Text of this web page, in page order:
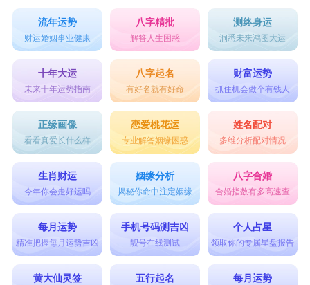
流年运势
财运婚姻事业健康
八字精批
解答人生困惑
测终身运
洞悉未来鸿图大运
十年大运
未来十年运势指南
八字起名
有好名就有好命
财富运势
抓住机会做个有钱人
正缘画像
看看真爱长什么样
恋爱桃花运
专业解答姻缘困惑
姓名配对
多维分析配对情况
生肖财运
今年你会走好运吗
姻缘分析
揭秘你命中注定姻缘
八字合婚
合婚指数有多高速查
每月运势
精准把握每月运势吉凶
手机号码测吉凶
靓号在线测试
个人占星
领取你的专属星盘报告
黄大仙灵签 五行起名 每月运势